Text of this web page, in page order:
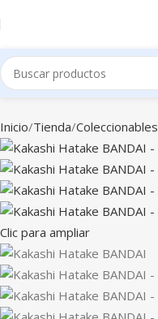
Inicio Tienda Coleccionables
Clic para ampliar